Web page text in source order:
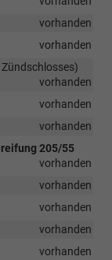
vorhanden
vorhanden
vorhanden
vorhanden
vorhanden
205/55
vorhanden
vorhanden
vorhanden
vorhanden
vorhanden